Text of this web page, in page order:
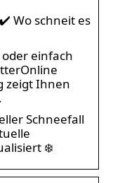
Wo schneit es
oder einfach
zeigt Ihnen
Schneefall
❄️